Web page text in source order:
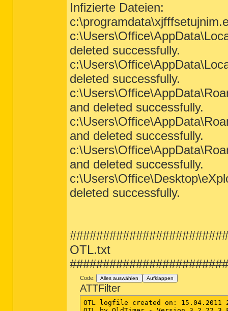
Infizierte Dateien:
deleted successfully.
deleted successfully.
and deleted successfully.
and deleted successfully.
and deleted successfully.
deleted successfully.
########################
OTL.txt
Code: Alles auswählen Aufklappen
ATTFilter
OTL logfile created on: 15.04.2011